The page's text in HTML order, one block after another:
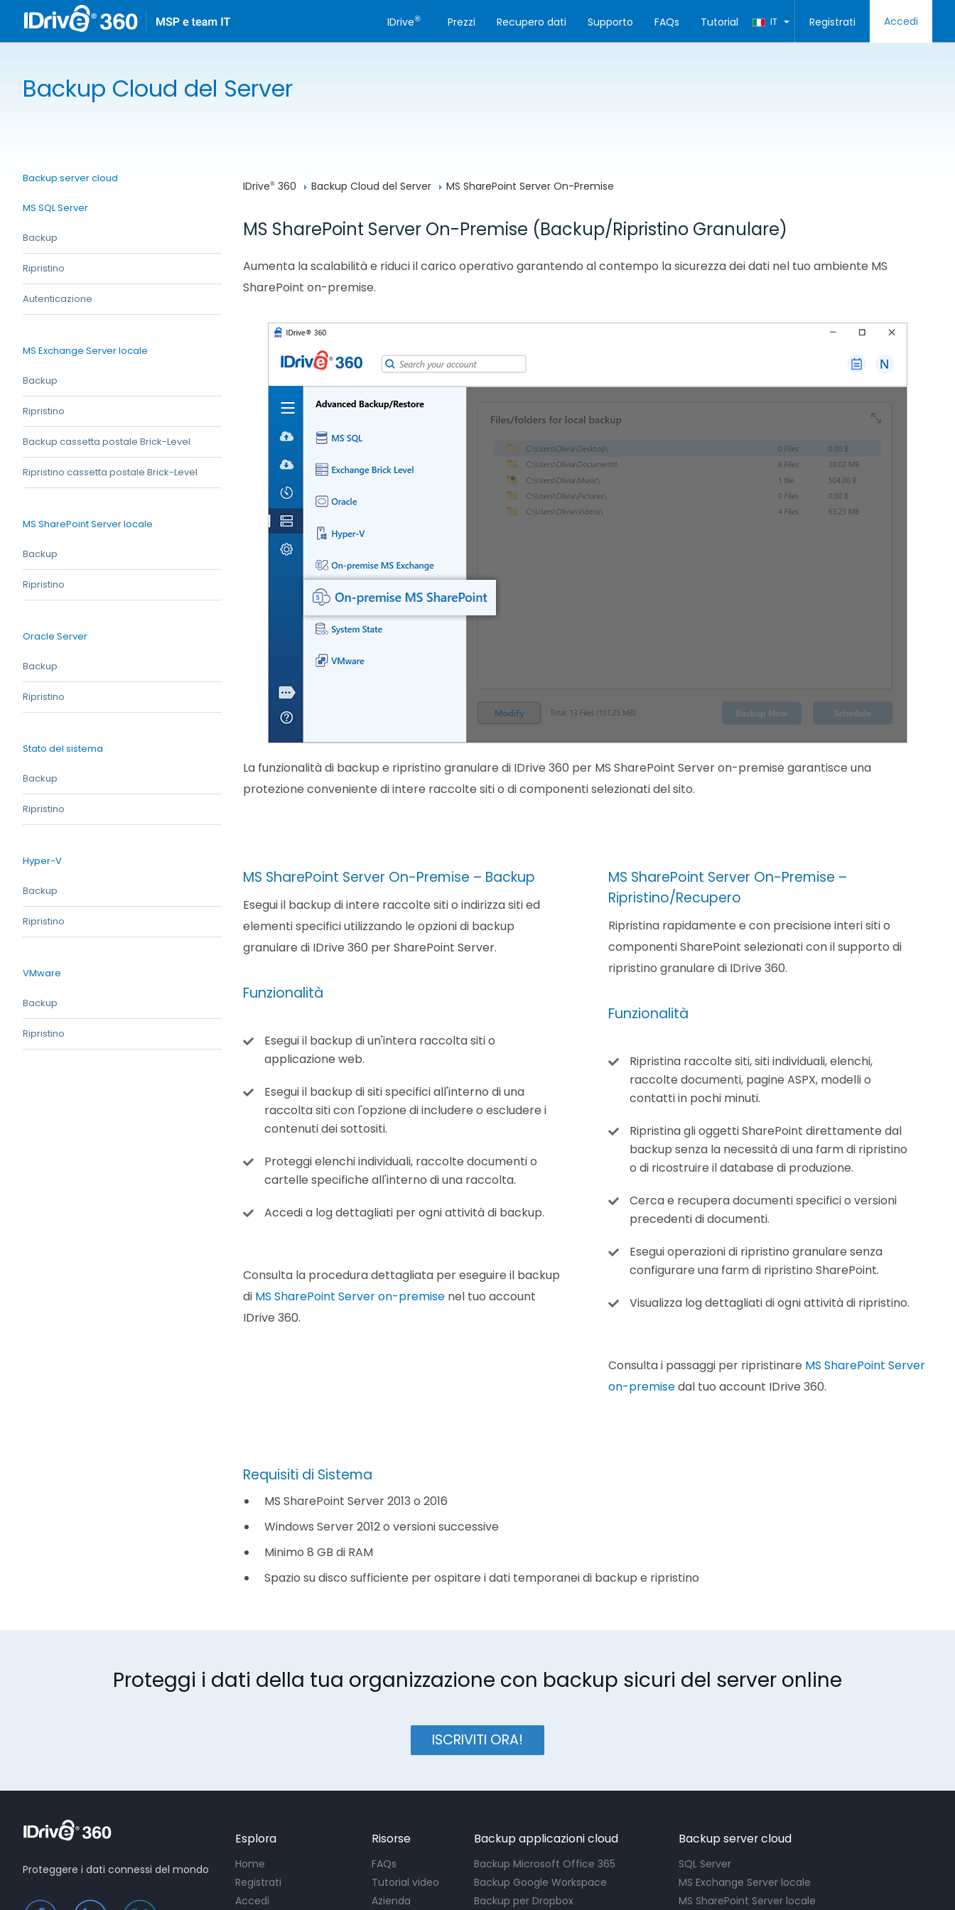
Registrati Accedi
IT
IDrive® Prezzi Recupero dati Supporto FAQs Tutorial
Backup Cloud del Server
Backup server cloud
MS SQL Server
Backup
Ripristino
Autenticazione
MS Exchange Server locale
Backup
Ripristino
Backup cassetta postale Brick-Level
Ripristino cassetta postale Brick-Level
MS SharePoint Server locale
Backup
Ripristino
Oracle Server
Backup
Ripristino
Stato del sistema
Backup
Ripristino
Hyper-V
Backup
Ripristino
VMware
Backup
Ripristino
IDrive® 360 Backup Cloud del Server MS SharePoint Server On-Premise
MS SharePoint Server On-Premise (Backup/Ripristino Granulare)
Aumenta la scalabilità e riduci il carico operativo garantendo al contempo la sicurezza dei dati nel tuo ambiente MS
SharePoint on-premise.
La funzionalità di backup e ripristino granulare di IDrive 360 per MS SharePoint Server on-premise garantisce una
protezione conveniente di intere raccolte siti o di componenti selezionati del sito.
MS SharePoint Server On-Premise – Backup
Esegui il backup di intere raccolte siti o indirizza siti ed
elementi specifici utilizzando le opzioni di backup
granulare di IDrive 360 per SharePoint Server.
Funzionalità
Esegui il backup di un'intera raccolta siti o
applicazione web.
Esegui il backup di siti specifici all'interno di una
raccolta siti con l'opzione di includere o escludere i
contenuti dei sottositi.
Proteggi elenchi individuali, raccolte documenti o
cartelle specifiche all'interno di una raccolta.
Accedi a log dettagliati per ogni attività di backup.
Consulta la procedura dettagliata per eseguire il backup
di MS SharePoint Server on-premise nel tuo account
IDrive 360.
MS SharePoint Server On-Premise –
Ripristino/Recupero
Ripristina rapidamente e con precisione interi siti o
componenti SharePoint selezionati con il supporto di
ripristino granulare di IDrive 360.
Funzionalità
Ripristina raccolte siti, siti individuali, elenchi,
raccolte documenti, pagine ASPX, modelli o
contatti in pochi minuti.
Ripristina gli oggetti SharePoint direttamente dal
backup senza la necessità di una farm di ripristino
o di ricostruire il database di produzione.
Cerca e recupera documenti specifici o versioni
precedenti di documenti.
Esegui operazioni di ripristino granulare senza
configurare una farm di ripristino SharePoint.
Visualizza log dettagliati di ogni attività di ripristino.
Consulta i passaggi per ripristinare MS SharePoint Server
on-premisedal tuo account IDrive 360.
Requisiti di Sistema
MS SharePoint Server 2013 o 2016
Windows Server 2012 o versioni successive
Minimo 8 GB di RAM
Spazio su disco sufficiente per ospitare i dati temporanei di backup e ripristino
Proteggi i dati della tua organizzazione con backup sicuri del server online
ISCRIVITI ORA!
Proteggere i dati connessi del mondo
Esplora
Home
Registrati
Accedi
Risorse
FAQs
Tutorial video
Azienda
Backup applicazioni cloud
Backup Microsoft Office 365
Backup Google Workspace
Backup per Dropbox
Backup server cloud
SQL Server
MS Exchange Server locale
MS SharePoint Server locale